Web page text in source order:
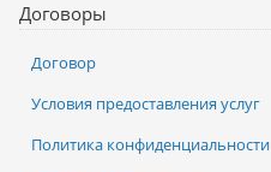
Договоры
Договор
Условия предоставления услуг
Политика конфиденциальности